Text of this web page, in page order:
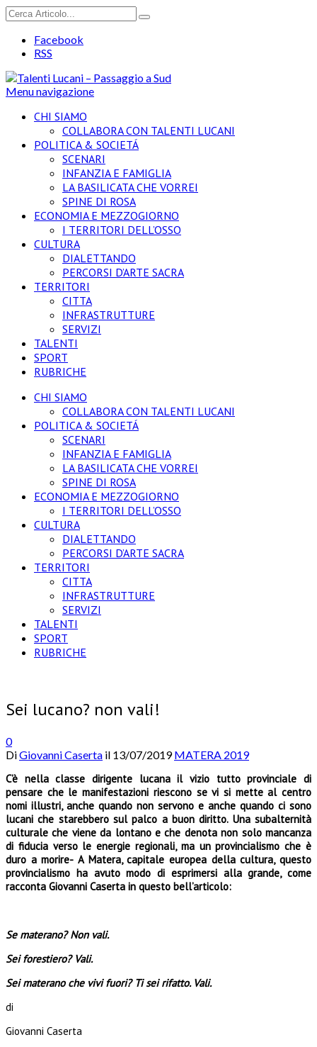
Facebook
RSS
Menu navigazione
CHI SIAMO
COLLABORA CON TALENTI LUCANI
POLITICA & SOCIETÁ
SCENARI
INFANZIA E FAMIGLIA
LA BASILICATA CHE VORREI
SPINE DI ROSA
ECONOMIA E MEZZOGIORNO
I TERRITORI DELL’OSSO
CULTURA
DIALETTANDO
PERCORSI D’ARTE SACRA
TERRITORI
CITTA
INFRASTRUTTURE
SERVIZI
TALENTI
SPORT
RUBRICHE
CHI SIAMO
COLLABORA CON TALENTI LUCANI
POLITICA & SOCIETÁ
SCENARI
INFANZIA E FAMIGLIA
LA BASILICATA CHE VORREI
SPINE DI ROSA
ECONOMIA E MEZZOGIORNO
I TERRITORI DELL’OSSO
CULTURA
DIALETTANDO
PERCORSI D’ARTE SACRA
TERRITORI
CITTA
INFRASTRUTTURE
SERVIZI
TALENTI
SPORT
RUBRICHE
Sei lucano? non vali!
0
DiGiovanni Caserta il 13/07/2019 MATERA 2019
C’è nella classe dirigente lucana il vizio tutto provinciale di
pensare che le manifestazioni riescono se vi si mette al centro
nomi illustri, anche quando non servono e anche quando ci sono
lucani che starebbero sul palco a buon diritto. Una subalternità
culturale che viene da lontano e che denota non solo mancanza
di fiducia verso le energie regionali, ma un provincialismo che è
duro a morire- A Matera, capitale europea della cultura, questo
provincialismo ha avuto modo di esprimersi alla grande, come
racconta Giovanni Caserta in questo bell’articolo:
Se materano? Non vali.
Sei forestiero? Vali.
Sei materano che vivi fuori? Ti sei rifatto. Vali.
di
Giovanni Caserta